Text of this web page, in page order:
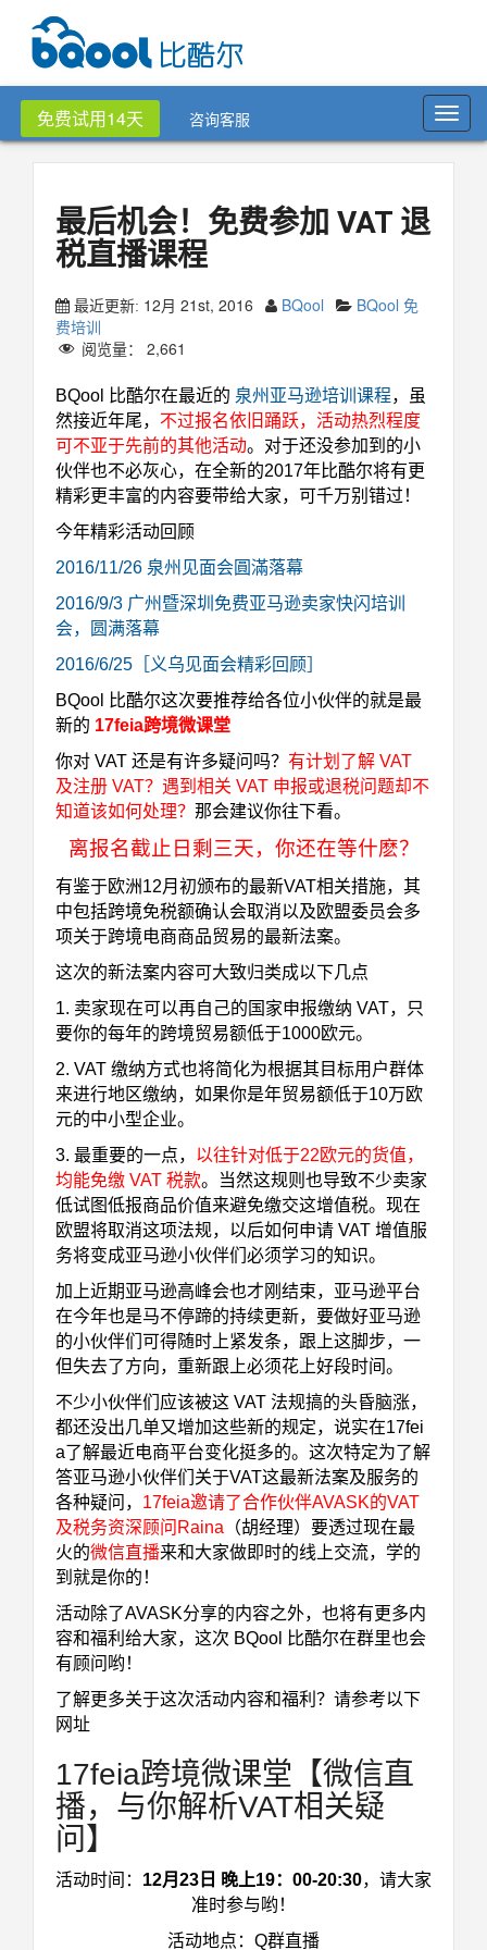
免费试用14天 咨询客服
最后机会！免费参加 VAT 退
税直播课程
最近更新: 12月 21st, 2016 BQool
BQool 免
费培训
阅览量： 2,661
BQool 比酷尔在最近的 泉州亚马逊培训课程，虽
然接近年尾， 不过报名依旧踊跃，活动热烈程度
可不亚于先前的其他活动。对于还没参加到的小
伙伴也不必灰心，在全新的2017年比酷尔将有更
精彩更丰富的内容要带给大家，可千万别错过！
今年精彩活动回顾
2016/11/26 泉州见面会圓滿落幕
2016/9/3 广州暨深圳免费亚马逊卖家快闪培训
会，圆满落幕
2016/6/25［义乌见面会精彩回顾］
BQool 比酷尔这次要推荐给各位小伙伴的就是最
新的 17feia跨境微课堂
你对 VAT 还是有许多疑问吗？ 有计划 了解 VAT
及注册 VAT？ 遇到相关 VAT 申报或退税问题却不
知道该如何处理？ 那会建议你往下看。
离报名截止日剩三天，你还在等什麽？
有鉴于欧洲12月初颁布的最新VAT相关措施，其
中包括跨境免税额确认会取消以及欧盟委员会多
项关于跨境电商商品贸易的最新法案。
这次的新法案内容可大致归类成以下几点
1. 卖家现在可以再自己的国家申报缴纳 VAT，只
要你的每年的跨境贸易额低于1000欧元。
2. VAT 缴纳方式也将简化为根据其目标用户群体
来进行地区缴纳，如果你是年贸易额低于10万欧
元的中小型企业。
3. 最重要的一点， 以往针对低于22欧元的货值，
均能免缴 VAT 税款。当然这规则也导致不少卖家
低试图低报商品价值来避免缴交这增值税。现在
欧盟将取消这项法规，以后如何申请 VAT 增值服
务将变成亚马逊小伙伴们必须学习的知识。
加上近期亚马逊高峰会也才刚结束，亚马逊平台
在今年也是马不停蹄的持续更新，要做好亚马逊
的小伙伴们可得随时上紧发条，跟上这脚步，一
但失去了方向，重新跟上必须花上好段时间。
不少小伙伴们应该被这 VAT 法规搞的头昏脑涨，
都还没出几单又增加这些新的规定，说实在17fei
a了解最近电商平台变化挺多的。这次特定为了解
答亚马逊小伙伴们关于VAT这最新法案及服务的
各种疑问， 17feia邀请了合作伙伴AVASK的VAT
及税务资深顾问Raina （胡经理）要透过现在最
火的微信直播来和大家做即时的线上交流，学的
到就是你的！
活动除了AVASK分享的内容之外，也将有更多内
容和福利给大家，这次 BQool 比酷尔在群里也会
有顾问哟！
了解更多关于这次活动内容和福利？请参考以下
网址
17feia跨境微课堂【微信直
播，与你解析VAT相关疑
问】
活动时间： 12月23日 晚上19：00-20:30，请大家
准时参与哟！
活动地点：Q群直播